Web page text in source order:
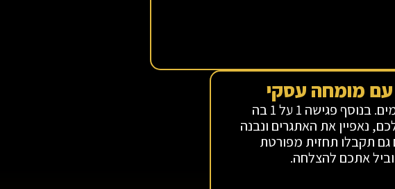
עם מומחה עסקי
ליווי צמוד של יועץ עסקי במשך 30 ימים. בנוסף פגישה 1 על 1 בה
נאפיין את האתגרים ונבנה
תקבלו תחזית מפורטת
אתכם להצלחה.